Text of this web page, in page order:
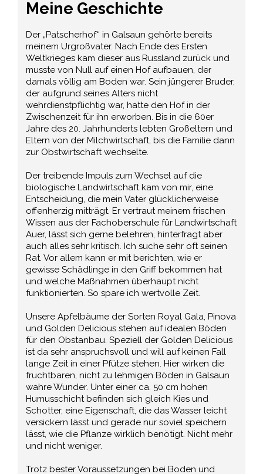
Meine Geschichte
Der „Patscherhof“ in Galsaun gehörte bereits
meinem Urgroßvater. Nach Ende des Ersten
Weltkrieges kam dieser aus Russland zurück und
musste von Null auf einen Hof aufbauen, der
damals völlig am Boden war. Sein jüngerer Bruder,
der aufgrund seines Alters nicht
wehrdienstpflichtig war, hatte den Hof in der
Zwischenzeit für ihn erworben. Bis in die 60er
Jahre des 20. Jahrhunderts lebten Großeltern und
Eltern von der Milchwirtschaft, bis die Familie dann
zur Obstwirtschaft wechselte.
Der treibende Impuls zum Wechsel auf die
biologische Landwirtschaft kam von mir, eine
Entscheidung, die mein Vater glücklicherweise
offenherzig mitträgt. Er vertraut meinem frischen
Wissen aus der Fachoberschule für Landwirtschaft
Auer, lässt sich gerne belehren, hinterfragt aber
auch alles sehr kritisch. Ich suche sehr oft seinen
Rat. Vor allem kann er mit berichten, wie er
gewisse Schädlinge in den Griff bekommen hat
und welche Maßnahmen überhaupt nicht
funktionierten. So spare ich wertvolle Zeit.
Unsere Apfelbäume der Sorten Royal Gala, Pinova
und Golden Delicious stehen auf idealen Böden
für den Obstanbau. Speziell der Golden Delicious
ist da sehr anspruchsvoll und will auf keinen Fall
lange Zeit in einer Pfütze stehen. Hier wirken die
fruchtbaren, nicht zu lehmigen Böden in Galsaun
wahre Wunder. Unter einer ca. 50 cm hohen
Humusschicht befinden sich gleich Kies und
Schotter, eine Eigenschaft, die das Wasser leicht
versickern lässt und gerade nur soviel speichern
lässt, wie die Pflanze wirklich benötigt. Nicht mehr
und nicht weniger.
Trotz bester Voraussetzungen bei Boden und